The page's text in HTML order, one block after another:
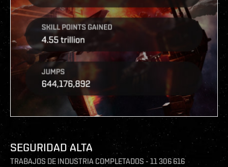
SEGURIDAD ALTA
TRABAJOS DE INDUSTRIA COMPLETADOS - 11 306 616